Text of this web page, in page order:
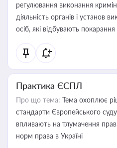
регулювання виконання
діяльність органів і установ
осіб, які відбувають покарання
Практика ЄСПЛ
Про що тема: Тема охоплює
стандарти Європейського
впливають на тлумачення
норм права в Україні